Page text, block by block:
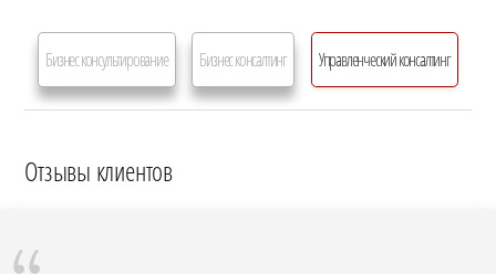
Бизнес консультирование Бизнес консалтинг Управленческий консалтинг
Услуги управленческого консалтинга
Отзывы клиентов